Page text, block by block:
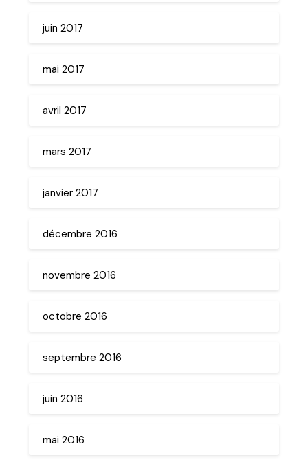
juin 2017
mai 2017
avril 2017
mars 2017
janvier 2017
décembre 2016
novembre 2016
octobre 2016
septembre 2016
juin 2016
mai 2016